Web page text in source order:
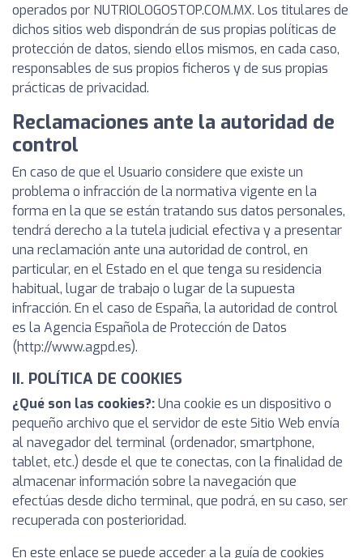
operados por NUTRIOLOGOSTOP.COM.MX. Los titulares de
dichos sitios web dispondrán de sus propias políticas de
protección de datos, siendo ellos mismos, en cada caso,
responsables de sus propios ficheros y de sus propias
prácticas de privacidad.
Reclamaciones ante la autoridad de
control
En caso de que el Usuario considere que existe un
problema o infracción de la normativa vigente en la
forma en la que se están tratando sus datos personales,
tendrá derecho a la tutela judicial efectiva y a presentar
una reclamación ante una autoridad de control, en
particular, en el Estado en el que tenga su residencia
habitual, lugar de trabajo o lugar de la supuesta
infracción. En el caso de España, la autoridad de control
es la Agencia Española de Protección de Datos
(http://www.agpd.es).
II. POLÍTICA DE COOKIES
¿Qué son las cookies?:Una cookie es un dispositivo o
pequeño archivo que el servidor de este Sitio Web envía
al navegador del terminal (ordenador, smartphone,
tablet, etc.) desde el que te conectas, con la finalidad de
almacenar información sobre la navegación que
efectúas desde dicho terminal, que podrá, en su caso, ser
recuperada con posterioridad.
En este enlace se puede acceder a la guía de cookies